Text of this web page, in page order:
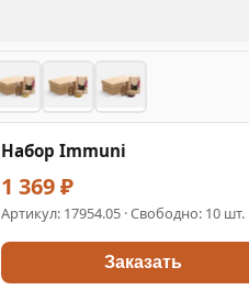
Набор Immuni
1 369 ₽
Артикул: 17954.05 · Свободно: 10 шт.
Заказать